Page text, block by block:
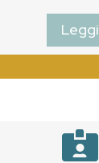
Leggi
